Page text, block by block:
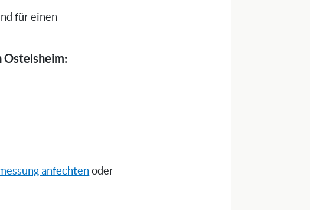
für einen
Ostelsheim:
anfechten oder